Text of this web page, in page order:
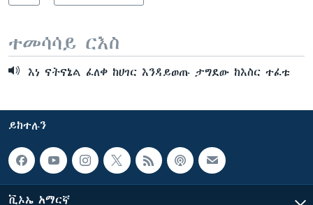
ተመሳሳይ ርእስ
እነ ናትናኔል ፈለቀ ከሀገር እንዳይወጡ ታግደው ከእስር ተፈቱ
ይከተሉን
ቪኦኤ አማርኛ